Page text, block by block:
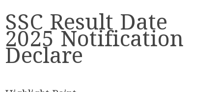
SSC Result Date
2025 Notification
Declare